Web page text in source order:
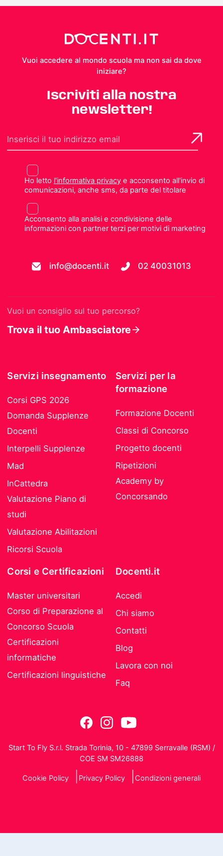
Vuoi accedere al mondo scuola ma non sai da dove
iniziare?
Iscriviti alla nostra
newsletter!
Ho letto l'informativa privacye acconsento all'invio di
comunicazioni, anche sms, da parte del titolare
Acconsento alla analisi e condivisione delle
informazioni con partner terzi per motivi di marketing
info@docenti.it 02 40031013
Vuoi un consiglio sul tuo percorso?
Trova il tuo Ambasciatore
Servizi insegnamento
Corsi GPS 2026
Domanda Supplenze
Docenti
Interpelli Supplenze
Mad
InCattedra
Valutazione Piano di
studi
Valutazione Abilitazioni
Ricorsi Scuola
Servizi per la
formazione
Formazione Docenti
Classi di Concorso
Progetto docenti
Ripetizioni
Academy by
Concorsando
Corsi e Certificazioni
Master universitari
Corso di Preparazione al
Concorso Scuola
Certificazioni
informatiche
Certificazioni linguistiche
Docenti.it
Accedi
Chi siamo
Contatti
Blog
Lavora con noi
Faq
Start To Fly S.r.l. Strada Torinia, 10 - 47899 Serravalle (RSM) /
COE SM SM26888
Cookie Policy Privacy Policy Condizioni generali